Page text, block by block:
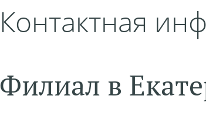
Контактная
Филиал в